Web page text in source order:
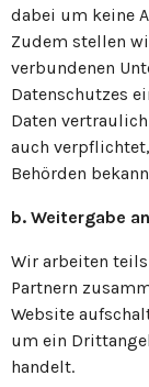
dabei um keine
Zudem stellen
verbundenen
Datenschutzes
Daten
auch
Behörden
b. Weitergabe
Wir arbeiten
Partnern
Website
um ein
handelt.